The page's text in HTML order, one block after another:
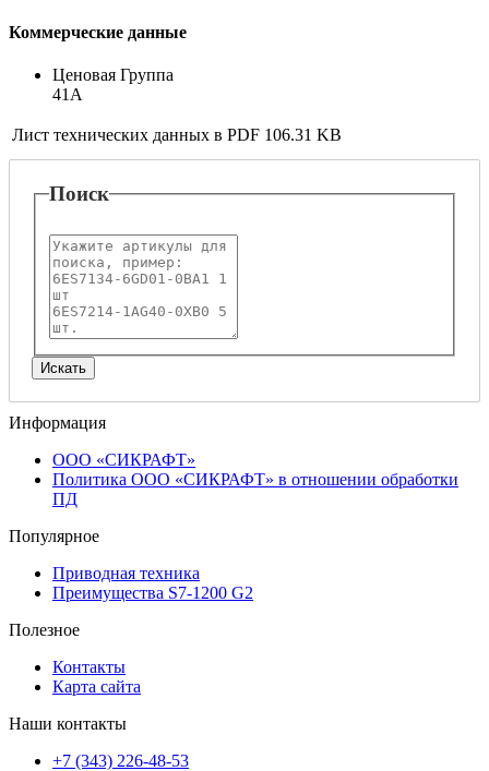
Коммерческие данные
Ценовая Группа
41A
Лист технических данных в PDF 106.31 KB
Поиск
Информация
ООО «СИКРАФТ»
Политика ООО «СИКРАФТ» в отношении обработки
ПД
Популярное
Приводная техника
Преимущества S7-1200 G2
Полезное
Контакты
Карта сайта
Наши контакты
+7 (343) 226-48-53